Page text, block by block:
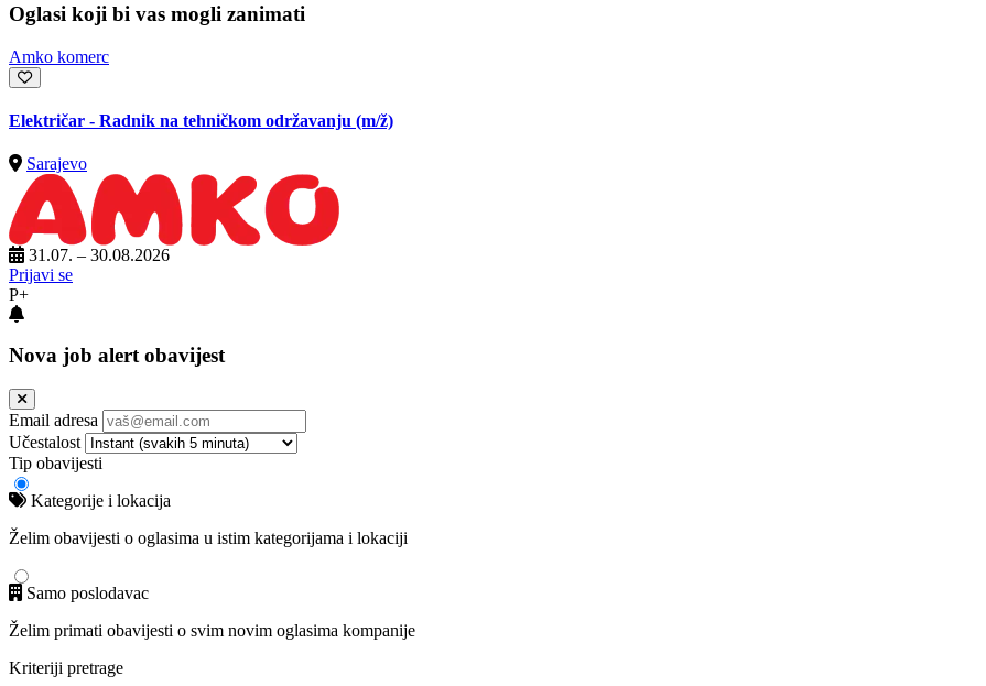
Oglasi koji bi vas mogli zanimati
Amko komerc
Električar - Radnik na tehničkom održavanju (m/ž)
Sarajevo
31.07. – 30.08.2026
Prijavi se
P+
Nova job alert obavijest
Email adresa
Učestalost
Tip obavijesti
Kategorije i lokacija
Želim obavijesti o oglasima u istim kategorijama i lokaciji
Samo poslodavac
Želim primati obavijesti o svim novim oglasima kompanije
Kriteriji pretrage